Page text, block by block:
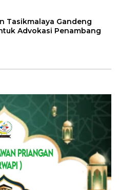
Tasikmalaya Gandeng
Advokasi Penambang